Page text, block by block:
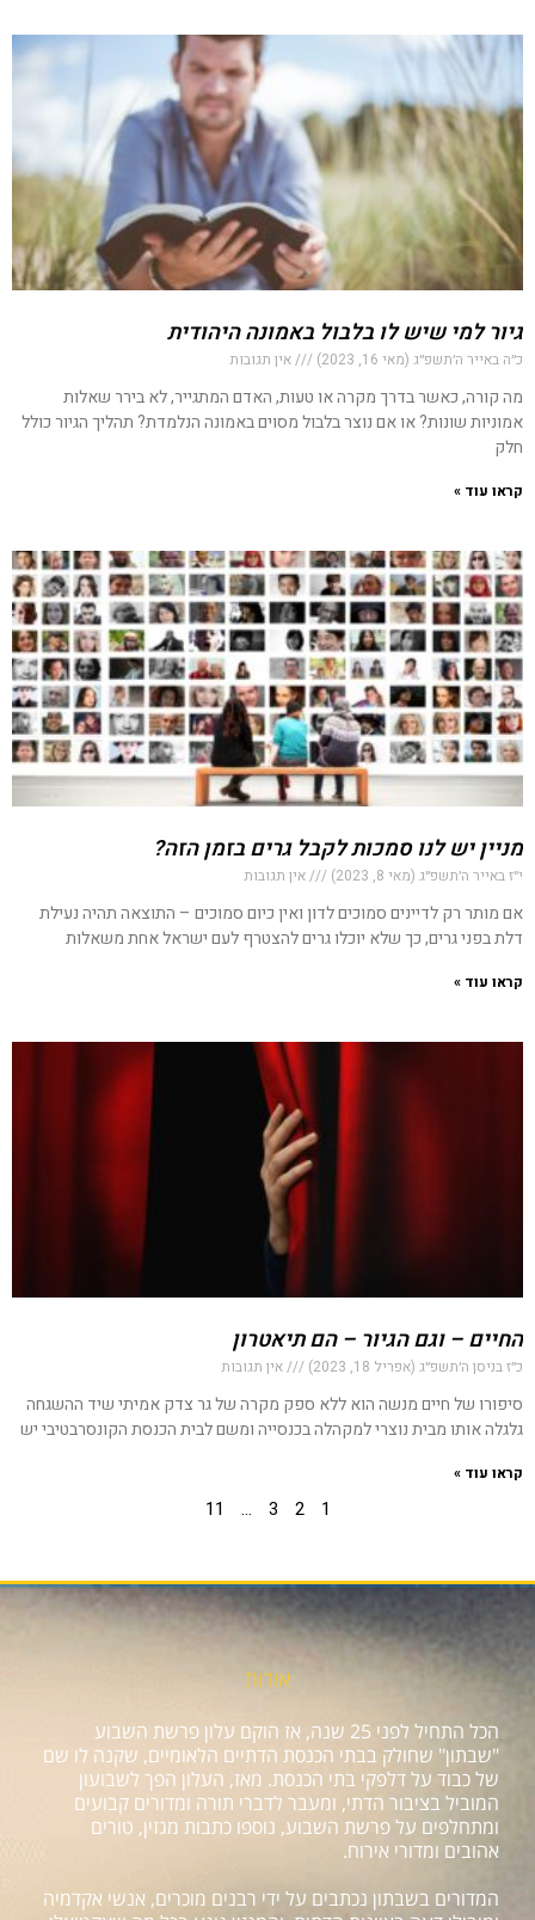
גיור למי שיש לו בלבול באמונה היהודית
כ״ה באייר ה׳תשפ״ג (מאי 16, 2023) אין תגובות
מה קורה, כאשר בדרך מקרה או טעות, האדם המתגייר, לא בירר שאלות
אמוניות שונות? או אם נוצר בלבול מסוים באמונה הנלמדת? תהליך הגיור כולל
חלק
קראו עוד »
מניין יש לנו סמכות לקבל גרים בזמן הזה?
י״ז באייר ה׳תשפ״ג (מאי 8, 2023) אין תגובות
אם מותר רק לדיינים סמוכים לדון ואין כיום סמוכים – התוצאה תהיה נעילת
דלת בפני גרים, כך שלא יוכלו גרים להצטרף לעם ישראל אחת משאלות
קראו עוד »
החיים – וגם הגיור – הם תיאטרון
כ״ז בניסן ה׳תשפ״ג (אפריל 18, 2023) אין תגובות
סיפורו של חיים מנשה הוא ללא ספק מקרה של גר צדק אמיתי שיד ההשגחה
גלגלה אותו מבית נוצרי למקהלה בכנסייה ומשם לבית הכנסת הקונסרבטיבי יש
קראו עוד »
1
2
3
…
11
אודות
הכל התחיל לפני 25 שנה, אז הוקם עלון פרשת השבוע
"שבתון" שחולק בבתי הכנסת הדתיים הלאומיים, שקנה לו שם
של כבוד על דלפקי בתי הכנסת. מאז, העלון הפך לשבועון
המוביל בציבור הדתי, ומעבר לדברי תורה ומדורים קבועים
ומתחלפים על פרשת השבוע, נוספו כתבות מגזין, טורים
אהובים ומדורי אירוח.
המדורים בשבתון נכתבים על ידי רבנים מוכרים, אנשי אקדמיה